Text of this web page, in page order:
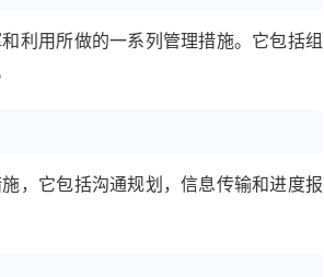
利用所做的一系列管理措施。它包括组
，它包括沟通规划，信息传输和进度报